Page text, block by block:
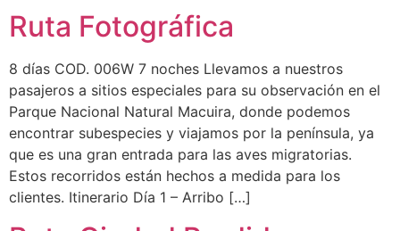
Ruta Fotográfica
8 días COD. 006W 7 noches Llevamos a nuestros
pasajeros a sitios especiales para su observación en el
Parque Nacional Natural Macuira, donde podemos
encontrar subespecies y viajamos por la península, ya
que es una gran entrada para las aves migratorias.
Estos recorridos están hechos a medida para los
clientes. Itinerario Día 1 – Arribo […]